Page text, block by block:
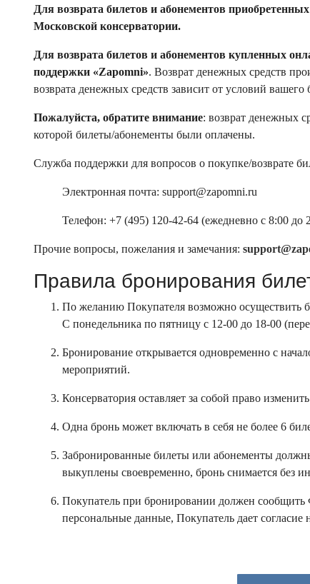
Для возврата билетов и абонементов
Московской консерватории.
Для возврата билетов и абонементов купленных
поддержки «Zapomni». Возврат денежных средств
возврата денежных средств зависит от условий вашего
Пожалуйста, обратите внимание: возврат денежных
которой билеты/абонементы были оплачены.
Служба поддержки для вопросов о покупке/возврате
Электронная почта: support@zapomni.ru
Телефон: +7 (495) 120-42-64 (ежедневно с 8:00 до
Прочие вопросы, пожелания и замечания:
Правила бронирования
По желанию Покупателя возможно осуществить
С понедельника по пятницу с 12-00 до 18-00
Бронирование открывается одновременно с
мероприятий.
Консерватория оставляет за собой право
Одна бронь может включать в себя не более 6
Забронированные билеты или абонементы
выкуплены своевременно, бронь снимается без
Покупатель при бронировании должен
персональные данные, Покупатель дает